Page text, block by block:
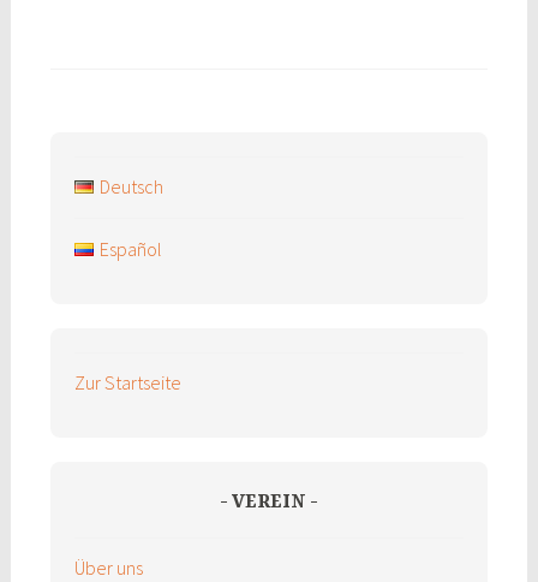
Deutsch
Español
Zur Startseite
VEREIN
Über uns